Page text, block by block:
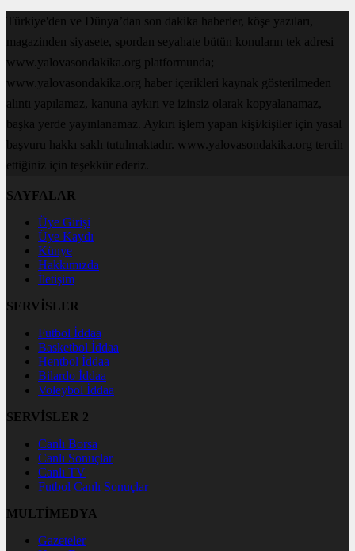
Türkiye'den ve Dünya’dan son dakika haberler, köşe yazıları,
magazinden siyasete, spordan seyahate bütün konuların tek adresi
www.yalovasondakika.org platformunda;
www.yalovasondakika.org haber içerikleri kaynak gösterilmeden
alıntı yapılamaz, kanuna aykırı ve izinsiz olarak kopyalanamaz,
başka yerde yayınlanamaz. Aykırı işlem yapan kişi/kişiler için yasal
başvuru hakkı saklı tutulmaktadır. www.yalovasondakika.org tercih
ettiğiniz için teşekkür ederiz.
SAYFALAR
Üye Girişi
Üye Kaydı
Künye
Hakkımızda
İletişim
SERVİSLER
Futbol İddaa
Basketbol İddaa
Hentbol İddaa
Bilardo İddaa
Voleybol İddaa
SERVİSLER 2
Canlı Borsa
Canlı Sonuçlar
Canlı TV
Futbol Canlı Sonuçlar
MULTİMEDYA
Gazeteler